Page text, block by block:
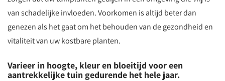
van schadelijke invloeden. Voorkomen is altijd beter dan
genezen als het gaat om het behouden van de gezondheid en
vitaliteit van uw kostbare planten.
Varieer in hoogte, kleur en bloeitijd voor een
aantrekkelijke tuin gedurende het hele jaar.